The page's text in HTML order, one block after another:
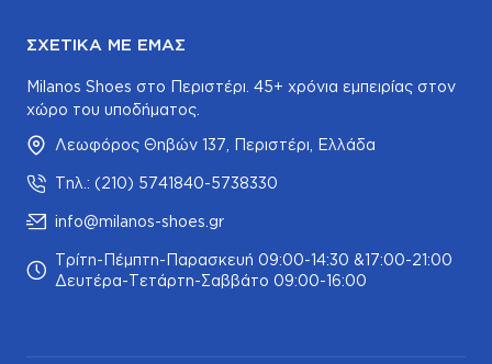
ΣΧΕΤΙΚΆ ΜΕ ΕΜΆΣ
Milanos Shoes στο Περιστέρι. 45+ χρόνια εμπειρίας στον
χώρο του υποδήματος.
Λεωφόρος Θηβών 137, Περιστέρι, Ελλάδα
Τηλ.: (210) 5741840-5738330
info@milanos-shoes.gr
Τρίτη-Πέμπτη-Παρασκευή 09:00-14:30 &17:00-21:00
Δευτέρα-Τετάρτη-Σαββάτο 09:00-16:00